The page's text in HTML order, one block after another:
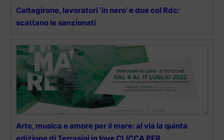
Caltagirone, lavoratori ‘in nero’ e due col Rdc:
scattano le sanzionati
Arte, musica e amore per il mare: al via la quinta